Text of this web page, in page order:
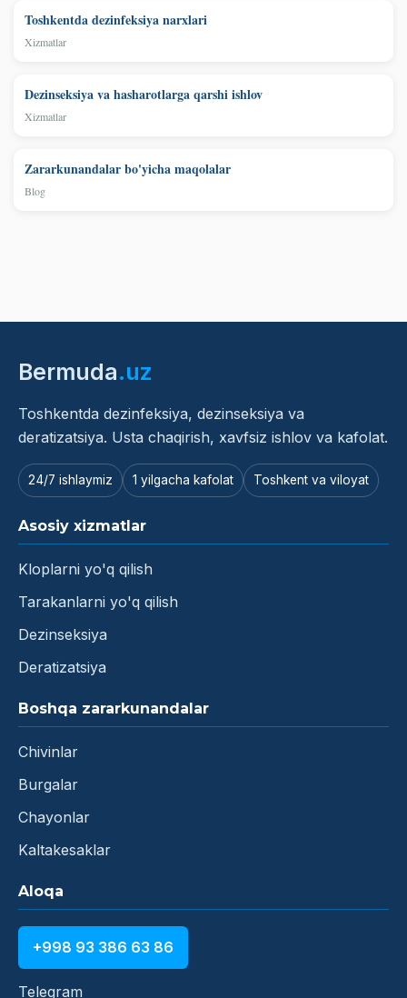
Toshkentda dezinfeksiya narxlari
Xizmatlar
Dezinseksiya va hasharotlarga qarshi ishlov
Xizmatlar
Zararkunandalar bo'yicha maqolalar
Blog
Bermuda.uz
Toshkentda dezinfeksiya, dezinseksiya va
deratizatsiya. Usta chaqirish, xavfsiz ishlov va kafolat.
24/7 ishlaymiz 1 yilgacha kafolat Toshkent va viloyat
Asosiy xizmatlar
Kloplarni yo'q qilish
Tarakanlarni yo'q qilish
Dezinseksiya
Deratizatsiya
Boshqa zararkunandalar
Chivinlar
Burgalar
Chayonlar
Kaltakesaklar
Aloqa
+998 93 386 63 86
Telegram